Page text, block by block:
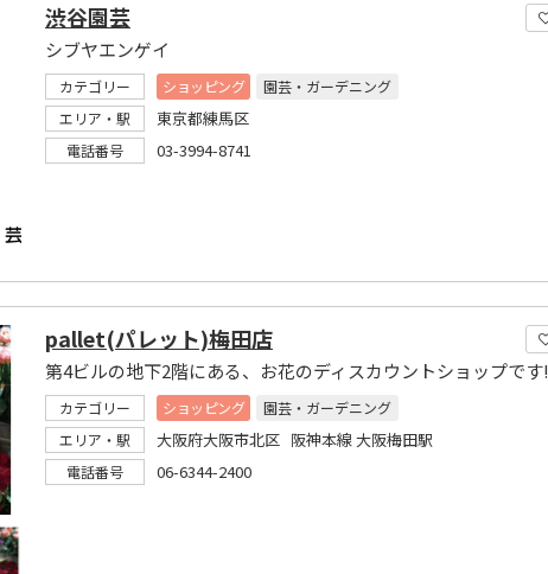
渋谷園芸
シブヤエンゲイ
カテゴリー ショッピング
園芸・ガーデニング
エリア・駅
東京都練馬区
電話番号 03-3994-8741
pallet(パレット)梅田店
第4ビルの地下2階にある、お花のディスカウントショップです!
カテゴリー ショッピング
園芸・ガーデニング
エリア・駅
大阪府大阪市北区 阪神本線 大阪梅田駅
電話番号 06-6344-2400